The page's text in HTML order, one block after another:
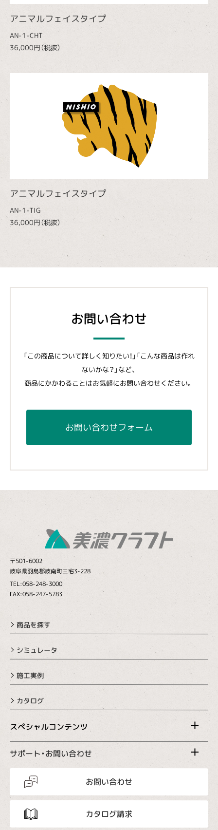
アニマルフェイスタイプ
AN-1-CHT
36,000円（税抜）
アニマルフェイスタイプ
AN-1-TIG
36,000円（税抜）
お問い合わせ
「この商品について詳しく知りたい！」「こんな商品は作れ
ないかな？」など、
商品にかかわることはお気軽にお問い合わせください。
お問い合わせフォーム
〒501-6002
岐阜県羽島郡岐南町三宅3-228
TEL:058-248-3000
FAX:058-247-5783
商品を探す
シミュレータ
施工実例
カタログ
スペシャルコンテンツ
サポート・お問い合わせ
お問い合わせ
カタログ請求